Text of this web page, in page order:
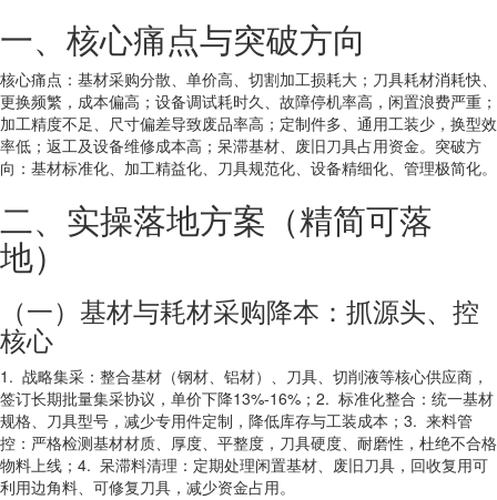
一、核心痛点与突破方向
核心痛点：基材采购分散、单价高、切割加工损耗大；刀具耗材消耗快、
更换频繁，成本偏高；设备调试耗时久、故障停机率高，闲置浪费严重；
加工精度不足、尺寸偏差导致废品率高；定制件多、通用工装少，换型效
率低；返工及设备维修成本高；呆滞基材、废旧刀具占用资金。突破方
向：基材标准化、加工精益化、刀具规范化、设备精细化、管理极简化。
二、实操落地方案（精简可落
地）
（一）基材与耗材采购降本：抓源头、控
核心
1. 战略集采：整合基材（钢材、铝材）、刀具、切削液等核心供应商，
签订长期批量集采协议，单价下降13%-16%；2. 标准化整合：统一基材
规格、刀具型号，减少专用件定制，降低库存与工装成本；3. 来料管
控：严格检测基材材质、厚度、平整度，刀具硬度、耐磨性，杜绝不合格
物料上线；4. 呆滞料清理：定期处理闲置基材、废旧刀具，回收复用可
利用边角料、可修复刀具，减少资金占用。